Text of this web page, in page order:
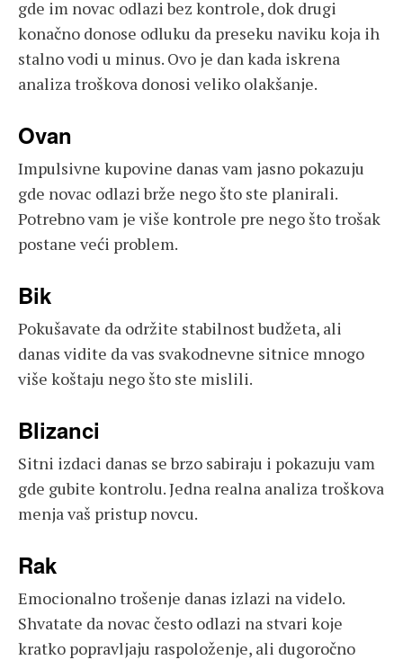
gde im novac odlazi bez kontrole, dok drugi
konačno donose odluku da preseku naviku koja ih
stalno vodi u minus. Ovo je dan kada iskrena
analiza troškova donosi veliko olakšanje.
Ovan
Impulsivne kupovine danas vam jasno pokazuju
gde novac odlazi brže nego što ste planirali.
Potrebno vam je više kontrole pre nego što trošak
postane veći problem.
Bik
Pokušavate da održite stabilnost budžeta, ali
danas vidite da vas svakodnevne sitnice mnogo
više koštaju nego što ste mislili.
Blizanci
Sitni izdaci danas se brzo sabiraju i pokazuju vam
gde gubite kontrolu. Jedna realna analiza troškova
menja vaš pristup novcu.
Rak
Emocionalno trošenje danas izlazi na videlo.
Shvatate da novac često odlazi na stvari koje
kratko popravljaju raspoloženje, ali dugoročno